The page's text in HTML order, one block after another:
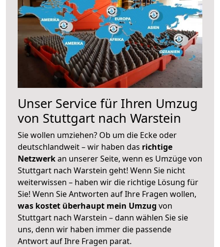
Unser Service für Ihren Umzug
von Stuttgart nach Warstein
Sie wollen umziehen? Ob um die Ecke oder
deutschlandweit – wir haben das richtige
Netzwerkan unserer Seite, wenn es Umzüge von
Stuttgart nach Warstein geht! Wenn Sie nicht
weiterwissen – haben wir die richtige Lösung für
Sie! Wenn Sie Antworten auf Ihre Fragen wollen,
was kostet überhaupt mein Umzug von
Stuttgart nach Warstein – dann wählen Sie sie
uns, denn wir haben immer die passende
Antwort auf Ihre Fragen parat.